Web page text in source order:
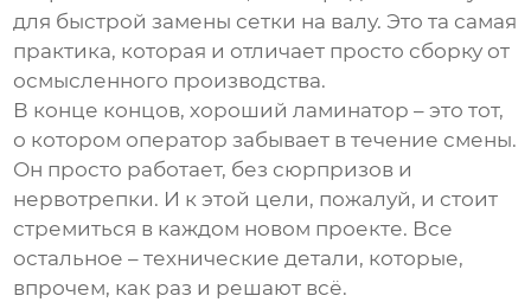
для быстрой замены сетки на валу. Это та самая
практика, которая и отличает просто сборку от
осмысленного производства.
В конце концов, хороший ламинатор – это тот,
о котором оператор забывает в течение смены.
Он просто работает, без сюрпризов и
нервотрепки. И к этой цели, пожалуй, и стоит
стремиться в каждом новом проекте. Все
остальное – технические детали, которые,
впрочем, как раз и решают всё.